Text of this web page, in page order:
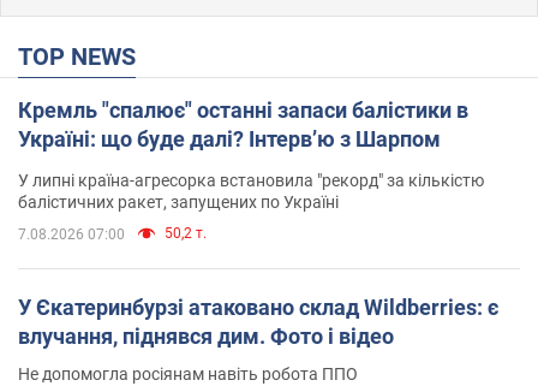
TOP NEWS
Кремль "спалює" останні запаси балістики в
Україні: що буде далі? Інтерв’ю з Шарпом
У липні країна-агресорка встановила "рекорд" за кількістю
балістичних ракет, запущених по Україні
7.08.2026 07:00 50,2 т.
У Єкатеринбурзі атаковано склад Wildberries: є
влучання, піднявся дим. Фото і відео
Не допомогла росіянам навіть робота ППО